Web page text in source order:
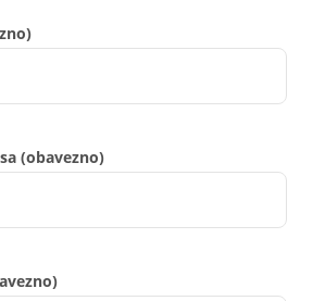
(obavezno)